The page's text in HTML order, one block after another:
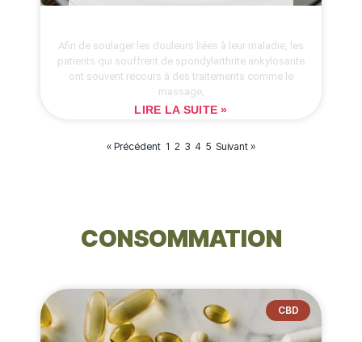
Afin de soulager les douleurs liées à leur maladie, les
patients qui souffrent de spondylarthrite ankylosante
ont souvent recours à des traitements comme le
massage,
LIRE LA SUITE »
« Précédent 1 2 3 4 5 Suivant »
CONSOMMATION
CBD